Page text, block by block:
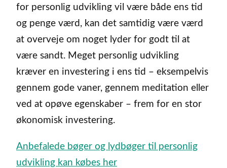
for personlig udvikling vil være både ens tid
og penge værd, kan det samtidig være værd
at overveje om noget lyder for godt til at
være sandt. Meget personlig udvikling
kræver en investering i ens tid – eksempelvis
gennem gode vaner, gennem meditation eller
ved at opøve egenskaber – frem for en stor
økonomisk investering.
Anbefalede bøger og lydbøger til personlig
udvikling kan købes her